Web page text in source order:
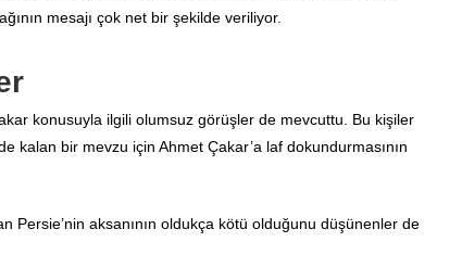
mesajı çok net bir şekilde veriliyor.
konusuyla ilgili olumsuz görüşler de mevcuttu. Bu kişiler
kalan bir mevzu için Ahmet Çakar’a laf dokundurmasının
Persie’nin aksanının oldukça kötü olduğunu düşünenler de